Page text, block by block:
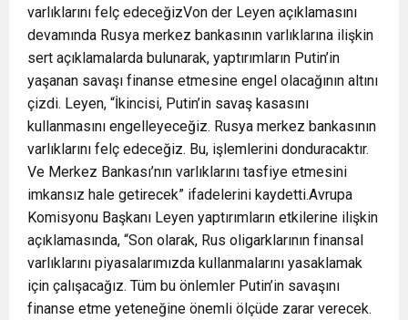
varlıklarını felç edeceğizVon der Leyen açıklamasını
devamında Rusya merkez bankasının varlıklarına ilişkin
sert açıklamalarda bulunarak, yaptırımların Putin’in
yaşanan savaşı finanse etmesine engel olacağının altını
çizdi. Leyen, “İkincisi, Putin’in savaş kasasını
kullanmasını engelleyeceğiz. Rusya merkez bankasının
varlıklarını felç edeceğiz. Bu, işlemlerini donduracaktır.
Ve Merkez Bankası’nın varlıklarını tasfiye etmesini
imkansız hale getirecek” ifadelerini kaydetti.Avrupa
Komisyonu Başkanı Leyen yaptırımların etkilerine ilişkin
açıklamasında, “Son olarak, Rus oligarklarının finansal
varlıklarını piyasalarımızda kullanmalarını yasaklamak
için çalışacağız. Tüm bu önlemler Putin’in savaşını
finanse etme yeteneğine önemli ölçüde zarar verecek.